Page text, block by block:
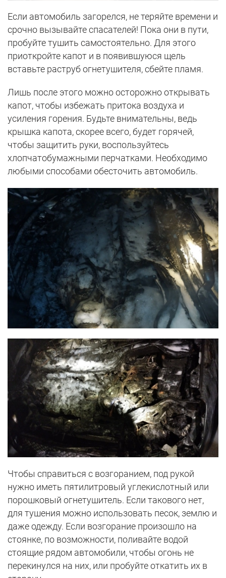
Если автомобиль загорелся, не теряйте времени и
срочно вызывайте спасателей! Пока они в пути,
пробуйте тушить самостоятельно. Для этого
приоткройте капот и в появившуюся щель
вставьте раструб огнетушителя, сбейте пламя.
Лишь после этого можно осторожно открывать
капот, чтобы избежать притока воздуха и
усиления горения. Будьте внимательны, ведь
крышка капота, скорее всего, будет горячей,
чтобы защитить руки, воспользуйтесь
хлопчатобумажными перчатками. Необходимо
любыми способами обесточить автомобиль.
Чтобы справиться с возгоранием, под рукой
нужно иметь пятилитровый углекислотный или
порошковый огнетушитель. Если такового нет,
для тушения можно использовать песок, землю и
даже одежду. Если возгорание произошло на
стоянке, по возможности, поливайте водой
стоящие рядом автомобили, чтобы огонь не
перекинулся на них, или пробуйте откатить их в